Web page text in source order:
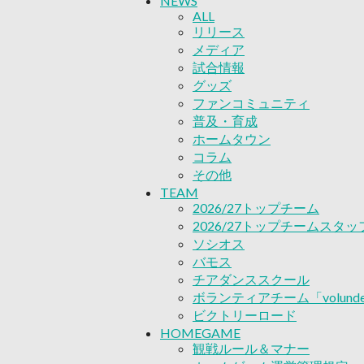
チアダンススクール
ボランティアチーム「
ビクトリーロード
HOMEGAME
観戦ルール＆マナー
ホームゲーム運営管理規定
Jリーグ運営管理規定
写真・動画使用ガイドライン
ロートフィールド奈良
SCHEDULE
2026/27
練習見学時のファンサービス
TICKET
奈良クラブ明治安田J3リー
奈良クラブ明治安田Ｊ3リー
観戦ルール＆マナー
FANCOMMUNITY
2026/27ファンコミュニティ
サポートショップ
GOODS
オフィシャルストア（実店舗
ALL
リリース
メディア
試合情報
グッズ
ファンコミュニティ
普及・育成
ホームタウン
コラム
その他
TEAM
2026/27トップチーム
2026/27トップチームスタッ
ソシオス
バモス
チアダンススクール
ボランティアチーム「
ビクトリーロード
HOMEGAME
観戦ルール＆マナー